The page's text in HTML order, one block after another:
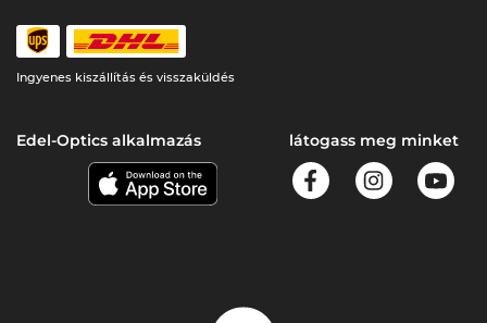
Ingyenes kiszállítás és visszaküldés
Edel-Optics alkalmazás látogass meg minket